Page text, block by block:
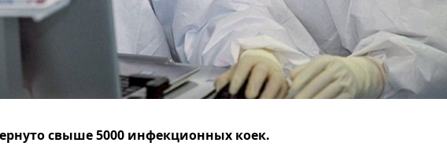
свыше 5000 инфекционных коек.